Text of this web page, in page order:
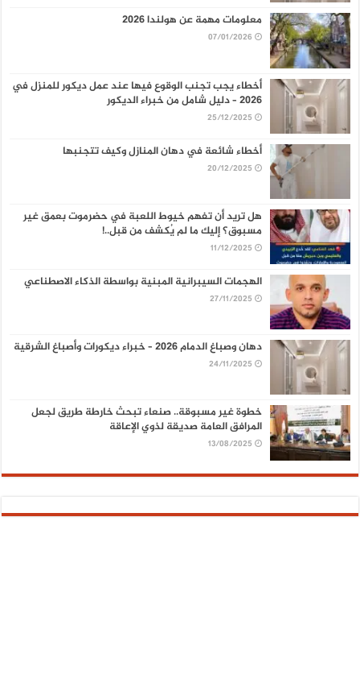
معلومات مهمة عن هولندا 2026
07/01/2026
أخطاء يجب تجنب الوقوع فيها عند عمل ديكور للمنزل في
2026 – دليل شامل من خبراء الديكور
25/12/2025
أخطاء شائعة في دهان المنازل وكيف تتجنبها
20/12/2025
هل تريد أن تفهم خيوط اللعبة في حضرموت بعمق غير
مسبوق؟ إليك ما لم يُكشف من قبل..!
11/12/2025
الهجمات السيبرانية المبنية بواسطة الذكاء الاصطناعي
27/11/2025
دهان وصباغ الدمام 2026 – خبراء ديكورات وأصباغ الشرقية
24/11/2025
خطوة غير مسبوقة.. صنعاء تبحث خارطة طريق لجعل
المرافق العامة صديقة لذوي الإعاقة
13/08/2025